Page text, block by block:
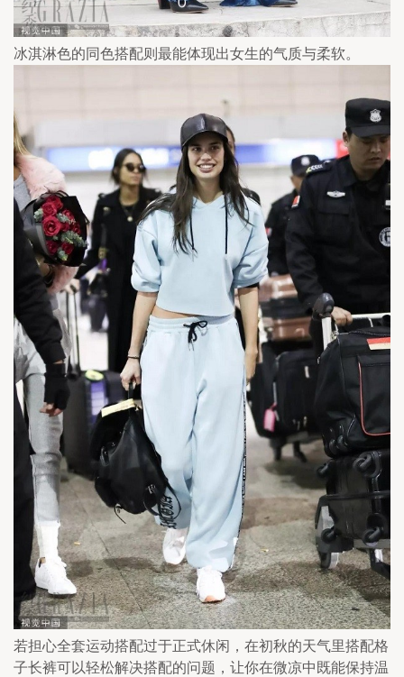
冰淇淋色的同色搭配则最能体现出女生的气质与柔软。
若担心全套运动搭配过于正式休闲，在初秋的天气里搭配格
子长裤可以轻松解决搭配的问题，让你在微凉中既能保持温